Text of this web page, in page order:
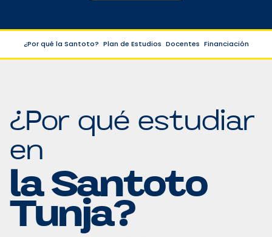
¿Por qué la Santoto? Plan de Estudios Docentes Financiación
¿Por qué estudiar
en
la Santoto
Tunja?